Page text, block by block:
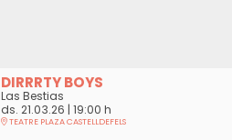
DIRRRTY BOYS
Las Bestias
ds. 21.03.26 | 19:00 h
TEATRE PLAZA CASTELLDEFELS